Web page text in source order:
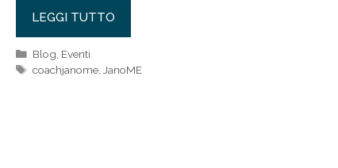
LEGGI TUTTO
Categorie
Blog Eventi
Tag
coachjanome JanoME